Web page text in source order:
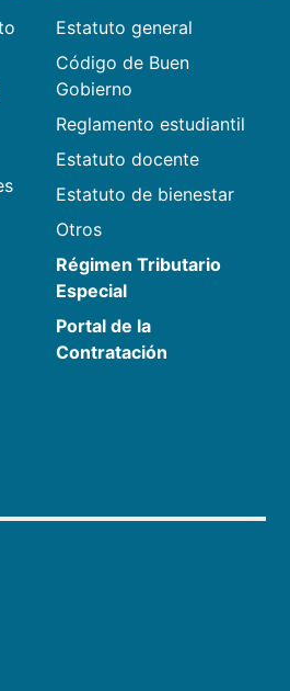
Estatuto general
Código de Buen
Gobierno
Reglamento estudiantil
Estatuto docente
Estatuto de bienestar
Otros
Régimen Tributario
Especial
Portal de la
Contratación